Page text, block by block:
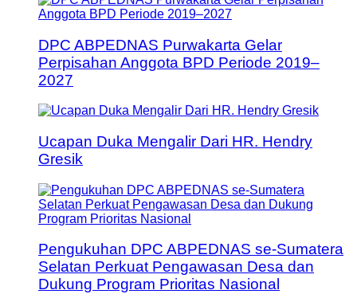
DPC ABPEDNAS Purwakarta Gelar
Perpisahan Anggota BPD Periode 2019–
2027
Ucapan Duka Mengalir Dari HR. Hendry
Gresik
Pengukuhan DPC ABPEDNAS se-Sumatera
Selatan Perkuat Pengawasan Desa dan
Dukung Program Prioritas Nasional